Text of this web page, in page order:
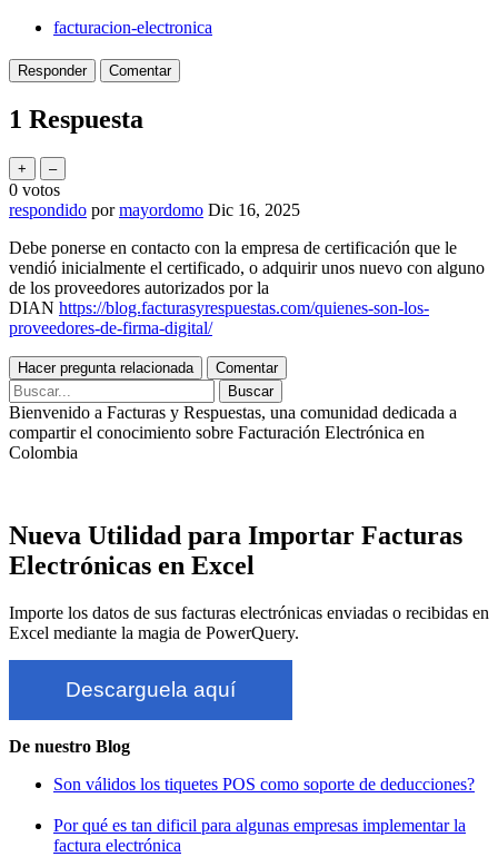
facturacion-electronica
1 Respuesta
0 votos
respondido pormayordomo Dic 16, 2025
Debe ponerse en contacto con la empresa de certificación que le
vendió inicialmente el certificado, o adquirir unos nuevo con alguno
de los proveedores autorizados por la
DIAN https://blog.facturasyrespuestas.com/quienes-son-los-
proveedores-de-firma-digital/
Bienvenido a Facturas y Respuestas, una comunidad dedicada a
compartir el conocimiento sobre Facturación Electrónica en
Colombia
Nueva Utilidad para Importar Facturas
Electrónicas en Excel
Importe los datos de sus facturas electrónicas enviadas o recibidas en
Excel mediante la magia de PowerQuery.
Descarguela aquí
De nuestro Blog
Son válidos los tiquetes POS como soporte de deducciones?
Por qué es tan dificil para algunas empresas implementar la
factura electrónica